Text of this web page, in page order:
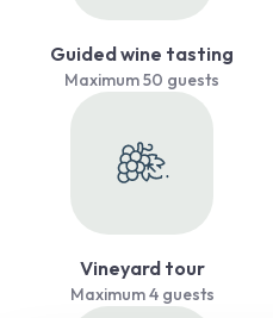
Guided wine tasting
Maximum 50 guests
Vineyard tour
Maximum 4 guests